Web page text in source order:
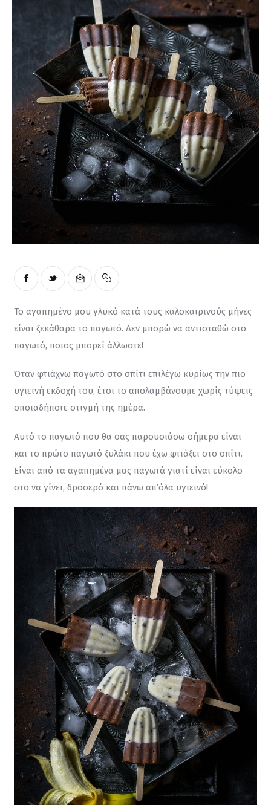
Moments of Mine
FAQ
Το αγαπημένο μου γλυκό κατά τους καλοκαιρινούς μήνες
είναι ξεκάθαρα το παγωτό. Δεν μπορώ να αντισταθώ στο
παγωτό, ποιος μπορεί άλλωστε!
Όταν φτιάχνω παγωτό στο σπίτι επιλέγω κυρίως την πιο
υγιεινή εκδοχή του, έτσι το απολαμβάνουμε χωρίς τύψεις
οποιαδήποτε στιγμή της ημέρα.
Αυτό το παγωτό που θα σας παρουσιάσω σήμερα είναι
και το πρώτο παγωτό ξυλάκι που έχω φτιάξει στο σπίτι.
Είναι από τα αγαπημένα μας παγωτά γιατί είναι εύκολο
στο να γίνει, δροσερό και πάνω απ’όλα υγιεινό!